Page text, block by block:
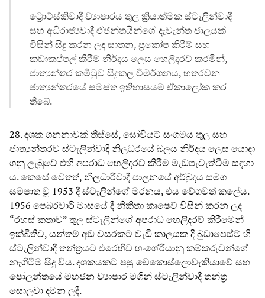
ට්‍රොට්ස්කිවාදී ව්‍යාපාරය තුල ක්‍රියාත්මක ස්ටැලින්වාදී
සහ අධිරාජ්‍යවාදී ඒජන්තයින්ගේ දැවැන්ත ජාලයක්
විසින් සිදු කරන ලද ඝාතන, ප්‍රකෝප කිරීම් සහ
කඩාකප්පල් කිරීම් නිර්දය ලෙස හෙලිදරව් කරමින්,
ජාත්‍යන්තර කමිටුව සිදුකල විමර්ශනය, හතරවන
ජාත්‍යන්තරයේ සමස්ත ඉතිහාසයම ඒකාලෝක කර
තිබේ.
28. දශක ගනනාවක් තිස්සේ, සෝවියට් සංගමය තුල සහ
ජාත්‍යන්තරව ස්ටැලින්වාදී නිලධරයේ බලය නිර්දය ලෙස යොදා
ගනු ලැබුවේ එහි අපරාධ හෙලිදරව් කිරීම මැඩපැවැත්වීම සඳහා
ය. කෙසේ වෙතත්, නිලධාරිවාදී පාලනයේ අර්බුදය සමග
සමපාත වූ 1953 දී ස්ටැලින්ගේ මරනය, එය වේගවත් කලේය.
1956 පෙබරවාරි මාසයේ දී නිකිතා කෘෂෙව් විසින් කරන ලද
“රහස් කතාව” තුල ස්ටැලින්ගේ අපරාධ හෙලිදරව් කිරීමෙන්
ඉක්බිතිව, යන්තම් අඩ වසරකට වැඩි කාලයක දී බුඩාපෙස්ට් හි
ස්ටැලින්වාදී තන්ත්‍රයට එරෙහිව හංගේරියානු කම්කරුවන්ගේ
නැගිටීම සිදු විය. දශකයකට පසු චෙකොස්ලොවැකියාවේ සහ
පෝලන්තයේ මහජන ව්‍යාපාර මගින් ස්ටැලින්වාදී තන්ත්‍ර
සොලවා දමන ලදී.